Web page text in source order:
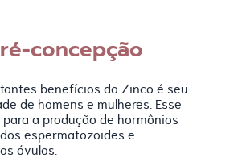
concepção
benefícios do Zinco é seu
de homens e mulheres. Esse
a produção de hormônios
espermatozoides e
óvulos.